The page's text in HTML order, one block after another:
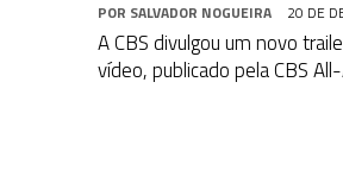
POR SALVADOR NOGUEIRA 20 DE
A CBS divulgou um novo
vídeo, publicado pela CBS